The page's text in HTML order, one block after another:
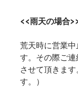
<<雨天の場合
荒天時に営業
す。その際ご
させて頂きま
す。）